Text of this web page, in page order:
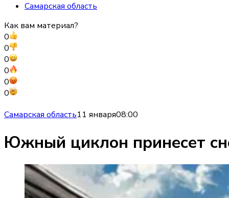
Самарская область
Как вам материал?
0
0
0
0
0
0
Самарская область11 января08:00
Южный циклон принесет